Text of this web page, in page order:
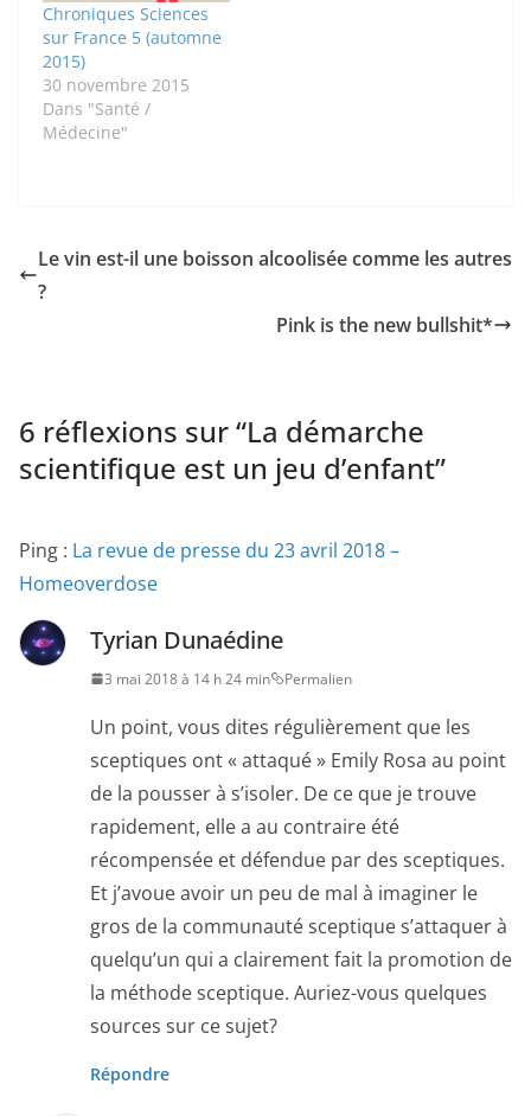
Chroniques Sciences
sur France 5 (automne
2015)
30 novembre 2015
Dans "Santé /
Médecine"
Le vin est-il une boisson alcoolisée comme les autres
?
Pink is the new bullshit*
6 réflexions sur “La démarche
scientifique est un jeu d’enfant”
Ping : La revue de presse du 23 avril 2018 –
Homeoverdose
Tyrian Dunaédine
3 mai 2018 à 14 h 24 min Permalien
Un point, vous dites régulièrement que les
sceptiques ont « attaqué » Emily Rosa au point
de la pousser à s’isoler. De ce que je trouve
rapidement, elle a au contraire été
récompensée et défendue par des sceptiques.
Et j’avoue avoir un peu de mal à imaginer le
gros de la communauté sceptique s’attaquer à
quelqu’un qui a clairement fait la promotion de
la méthode sceptique. Auriez-vous quelques
sources sur ce sujet?
Répondre